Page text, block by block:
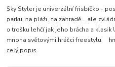
Sky Styler je univerzální frisbíčko -
parku, na pláži, na zahradě... ale
o trošku lehčí jak jeho brácha a klasik
mnoha světovými hráčci freestylu.
celý popis